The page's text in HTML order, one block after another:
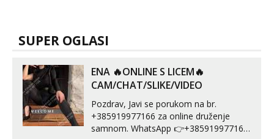
SUPER OGLASI
ENA 🔥ONLINE S LICEM🔥
CAM/CHAT/SLIKE/VIDEO
Pozdrav, Javi se porukom na br.
+385919977166 za online druženje
samnom. WhatsApp 👉+385919977166